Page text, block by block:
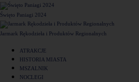
Święto Paniagi 2024
Jarmark Rękodzieła i Produktów Regionalnych
ATRAKCJE
HISTORIA MIASTA
MSZALNIK
NOCLEGI